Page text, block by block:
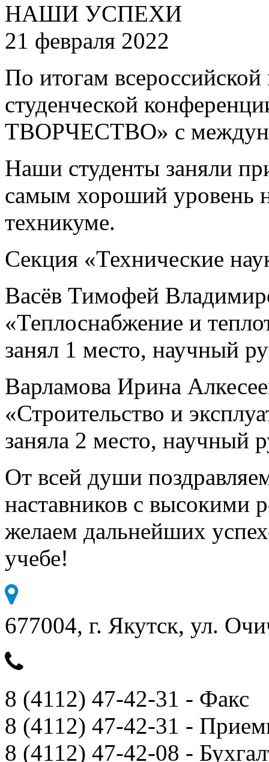
НАШИ УСПЕХИ
21 февраля 2022
По итогам
студенческой
ТВОРЧЕСТВО» с
Наши студенты заняли
самым хороший уровень
техникуме.
Секция «Технические
Васёв Тимофей
«Теплоснабжение и
занял 1 место, научный
Варламова Ирина
«Строительство и
заняла 2 место, научный
От всей души
наставников с высокими
желаем дальнейших
учебе!
677004, г. Якутск, ул.
8 (4112) 47-42-31 - Факс
8 (4112) 47-42-31 -
8 (4112) 47-42-08 -